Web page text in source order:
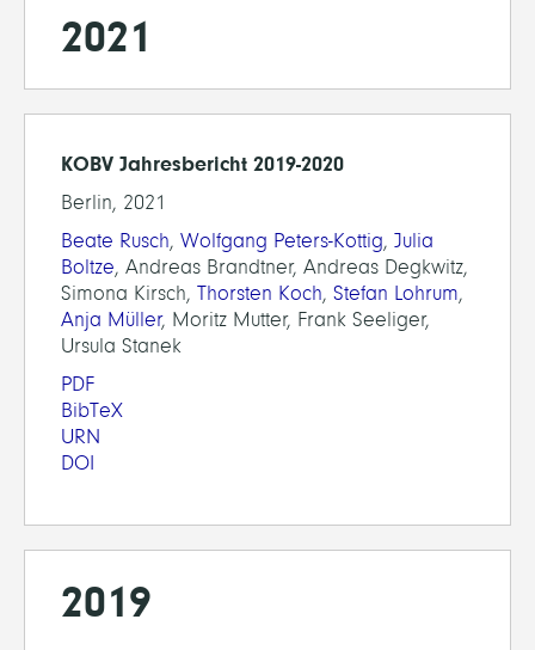
2021
KOBV Jahresbericht 2019-2020
Berlin, 2021
Beate Rusch, Wolfgang Peters-Kottig, Julia
Boltze, Andreas Brandtner, Andreas Degkwitz,
Simona Kirsch, Thorsten Koch, Stefan Lohrum,
Anja Müller, Moritz Mutter, Frank Seeliger,
Ursula Stanek
PDF
BibTeX
URN
DOI
2019